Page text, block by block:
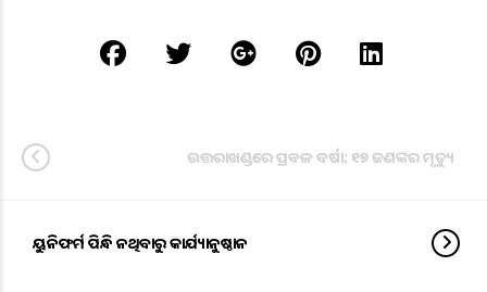
ଉତ୍ତରାଖଣ୍ଡରେ ପ୍ରବଳ ବର୍ଷା; ୧୭ ଜଣଙ୍କର ମୃତ୍ୟୁ
ୟୁନିଫର୍ମ ପିନ୍ଧି ନଥିବାରୁ କାର୍ଯ୍ୟାନୁଷ୍ଠାନ